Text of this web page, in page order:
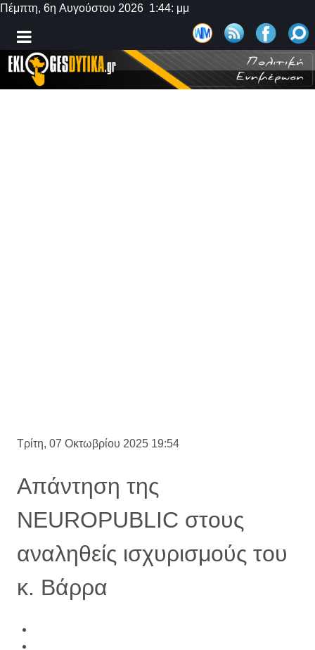
Πέμπτη, 6η Αυγούστου 2026 1:44: μμ
Τρίτη, 07 Οκτωβρίου 2025 19:54
Απάντηση της
NEUROPUBLIC στους
αναληθείς ισχυρισμούς του
κ. Βάρρα